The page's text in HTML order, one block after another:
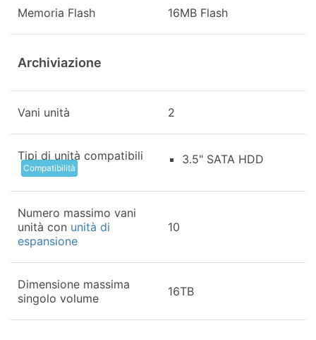
Memoria Flash 16MB Flash
Archiviazione
Vani unità 2
Tipi di unità compatibili
Compatibilità
3.5" SATA HDD
Numero massimo vani
unità con unità di
espansione
10
Dimensione massima
singolo volume
16TB